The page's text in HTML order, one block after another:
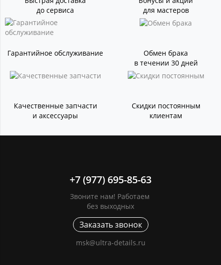
до сервиса
для мастеров
Гарантийное обслуживание
Обмен брака
в течении 30 дней
Качественные запчасти
и аксессуары
Скидки постоянным
клиентам
+7 (977) 695-85-63
Звоните нам! Работаем
без выходных
Заказать звонок
msk@ultra-details.ru